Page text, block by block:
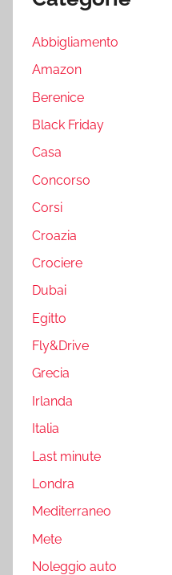
Abbigliamento
Amazon
Berenice
Black Friday
Casa
Concorso
Corsi
Croazia
Crociere
Dubai
Egitto
Fly&Drive
Grecia
Irlanda
Italia
Last minute
Londra
Mediterraneo
Mete
Noleggio auto